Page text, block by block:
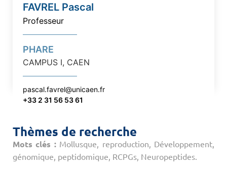
FAVREL Pascal
Professeur
PHARE
CAMPUS I, CAEN
pascal.favrel@unicaen.fr
+33 2 31 56 53 61
Thèmes de recherche
Mots clés : Mollusque, reproduction, Développement,
génomique, peptidomique, RCPGs, Neuropeptides.